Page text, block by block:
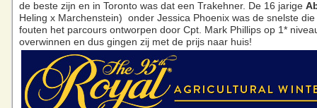
de beste zijn en in Toronto was dat een Trakehner. De 16 jarige
Heling x Marchenstein) onder Jessica Phoenix was de snelste
fouten het parcours ontworpen door Cpt. Mark Phillips op 1*
overwinnen en dus gingen zij met de prijs naar huis!